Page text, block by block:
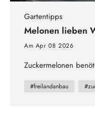
Gartentipps
Melonen lieben
Am Apr 08 2026
Zuckermelonen
#freilandanbau